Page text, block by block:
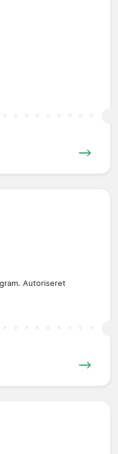
Autoriseret